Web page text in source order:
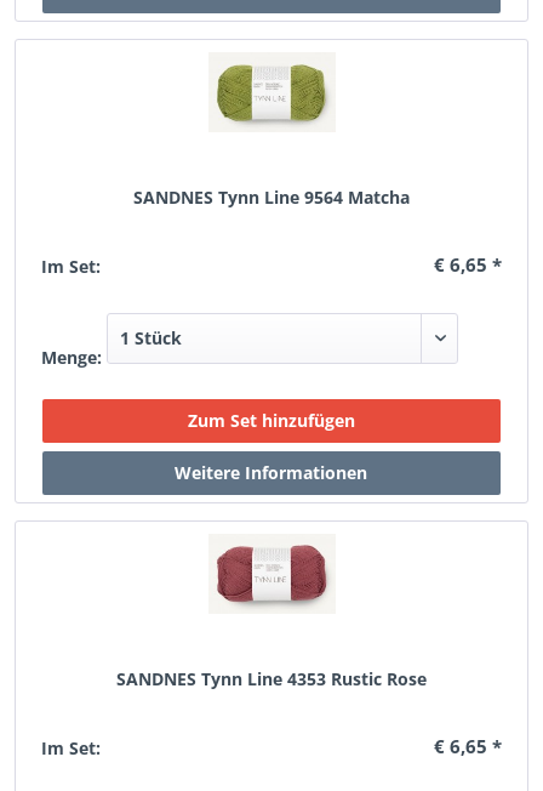
SANDNES Tynn Line 9564 Matcha
Im Set: € 6,65 *
Menge:
SANDNES Tynn Line 4353 Rustic Rose
Im Set: € 6,65 *